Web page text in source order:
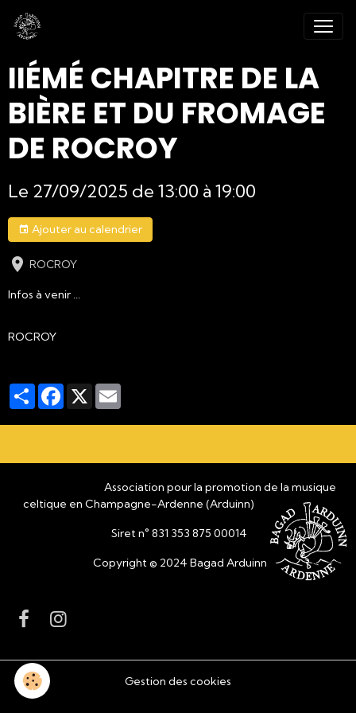
IIÉMÉ CHAPITRE DE LA
BIÈRE ET DU FROMAGE
DE ROCROY
Le 27/09/2025 de 13:00 à 19:00
Ajouter au calendrier
ROCROY
Infos à venir ...
ROCROY
PartagerFacebook
X
Association pour la promotion de la musique
celtique en Champagne-Ardenne (Arduinn)
Siret n° 831 353 875 00014
Copyright © 2024 Bagad Arduinn
Gestion des cookies